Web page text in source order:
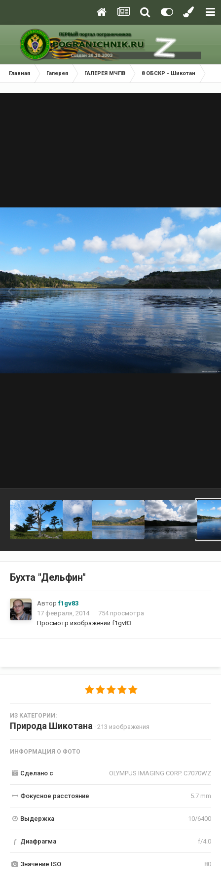
Главная Галерея ГАЛЕРЕЯ МЧПВ 8 ОБСКР - Шикотан
Бухта "Дельфин"
Автор f1gv83
17 февраля, 2014
754 просмотра
Просмотр изображений f1gv83
ИЗ КАТЕГОРИИ:
Природа Шикотана · 213 изображения
ИНФОРМАЦИЯ О ФОТО
Сделано с OLYMPUS IMAGING CORP. C7070WZ
Фокусное расстояние 5.7 mm
Выдержка 10/6400
f Диафрагма f/4.0
Значение ISO 80